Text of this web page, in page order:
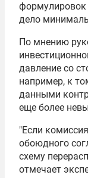
дело
По мнению
давление со
например, к
данными
еще более
"Если
обоюдного
схему
отмечает